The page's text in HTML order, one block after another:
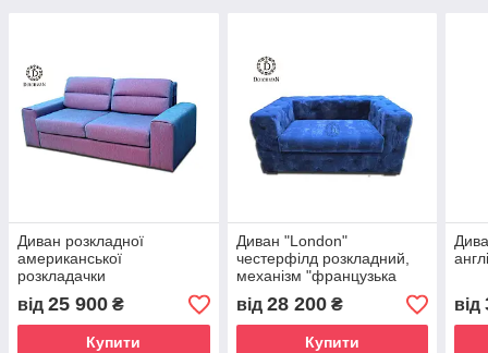
Диван розкладної
американської
розкладачки
від 25 900 ₴
Купити
Диван "London"
честерфілд розкладний,
механізм "французька
розкладачка" у
"англійському стилі"
від 28 200₴
Купити
від